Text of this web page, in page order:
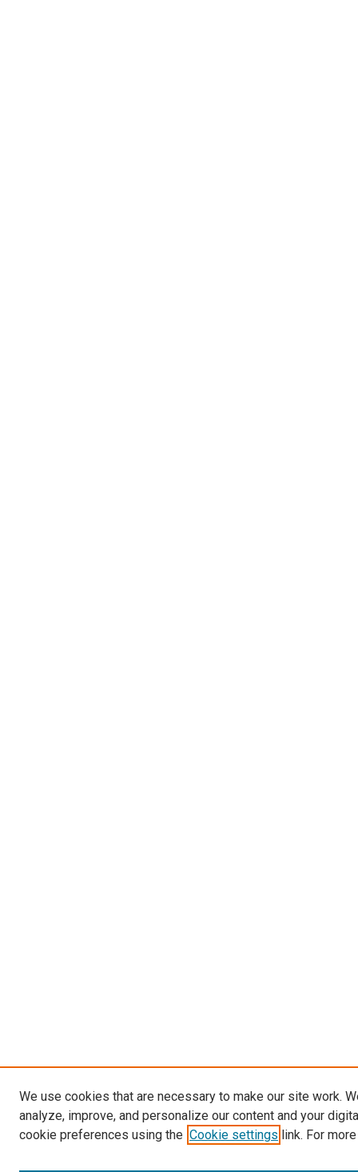
We use cookies that are necessary to make our site work.
analyze, improve, and personalize our content and your
cookie preferences using the Cookie settings link. For